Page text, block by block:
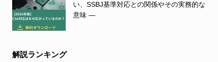
い、SSBJ基準対応との関係やその実務的な
意味 ―
解説ランキング